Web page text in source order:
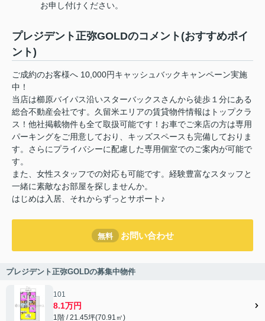
お申し付けください。
プレジデント正弥GOLDのコメント(おすすめポイ
ント)
ご成約のお客様へ 10,000円キャッシュバックキャンペーン実施
中！
当店は櫛原バイパス沿いスターバックスさんから徒歩１分にある
総合不動産会社です。久留米エリアの賃貸物件情報はトップクラ
ス！他社掲載物件も全て取扱可能です！お車でご来店の方は専用
パーキングをご用意しており、キッズスペースも完備しておりま
す。さらにプライバシーに配慮した専用個室でのご案内が可能で
す。
また、女性スタッフでの対応も可能です。経験豊富なスタッフと
一緒に素敵なお部屋を探しませんか。
はじめは入居、それからずっとサポート♪
無料 お問い合わせ
プレジデント正弥GOLDの募集中物件
101
8.1万円
1階 / 21.45坪(70.91㎡)